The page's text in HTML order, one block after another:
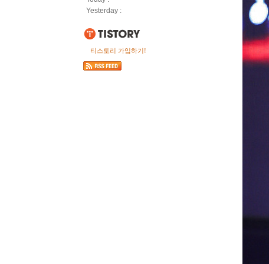
Yesterday :
티스토리 가입하기!